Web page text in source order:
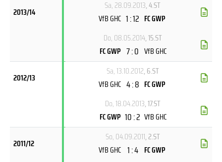
2013/14
Sa, 28.09.2013, 4.ST
VfB GHC 1 : 12 FC GWP
Do, 08.05.2014, 15.ST
FC GWP 7 : 0 VfB GHC
2012/13
Sa, 13.10.2012, 6.ST
VfB GHC 4 : 8 FC GWP
Do, 18.04.2013, 17.ST
FC GWP 10 : 2 VfB GHC
2011/12
So, 04.09.2011, 2.ST
VfB GHC 1 : 4 FC GWP